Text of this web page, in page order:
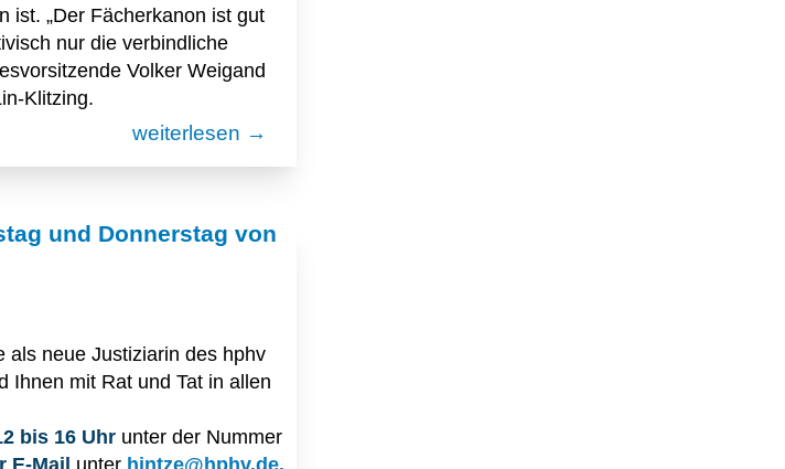
ist. „Der Fächerkanon ist gut
nur die verbindliche
Volker Weigand
Klitzing.
weiterlesen →
und Donnerstag von
als neue Justiziarin des hphv
Ihnen mit Rat und Tat in allen
bis 16 Uhr unter der Nummer
E-Mail unter hintze@hphv.de.